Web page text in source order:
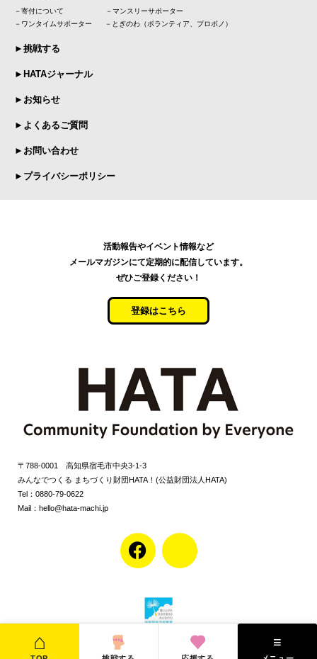
－寄付について －マンスリーサポーター
－ワンタイムサポーター －とぎのわ（ボランティア、プロボノ）
►挑戦する
►HATAジャーナル
►お知らせ
►よくあるご質問
►お問い合わせ
►プライバシーポリシー
活動報告やイベント情報など
メールマガジンにて定期的に配信しています。
ぜひご登録ください！
登録はこちら
〒788-0001 高知県宿毛市中央3-1-3
みんなでつくる まちづくり財団HATA！(公益財団法人HATA)
Tel：0880-79-0622
Mail：hello@hata-machi.jp
F
a
e
o
J
n
©みんなでつくる まちづくり財団HATA!(公益財団法人HATA)
⌂ ≡